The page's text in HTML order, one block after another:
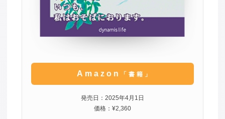
Amazon 「書籍」
発売日：2025年4月1日
価格：¥2,360